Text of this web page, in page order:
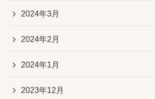
2024年3月
2024年2月
2024年1月
2023年12月